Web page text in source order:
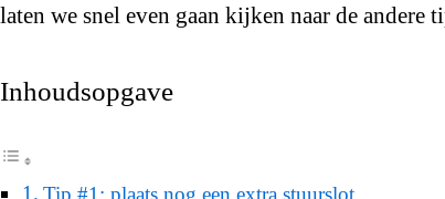
laten we snel even gaan kijken naar de andere
Inhoudsopgave
Tip #1: plaats nog een extra stuurslot